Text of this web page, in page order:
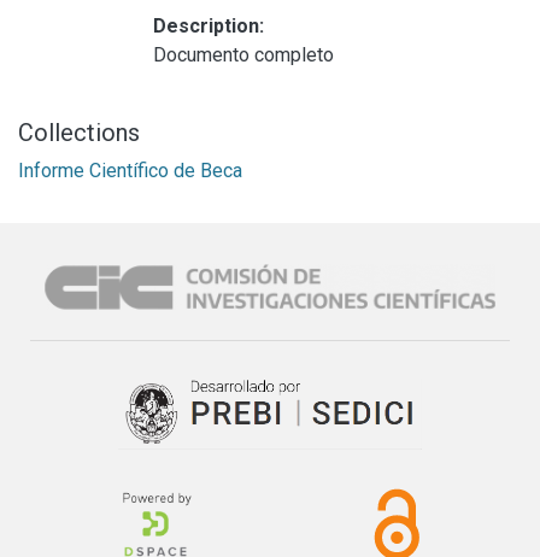
Description:
Documento completo
Collections
Informe Científico de Beca